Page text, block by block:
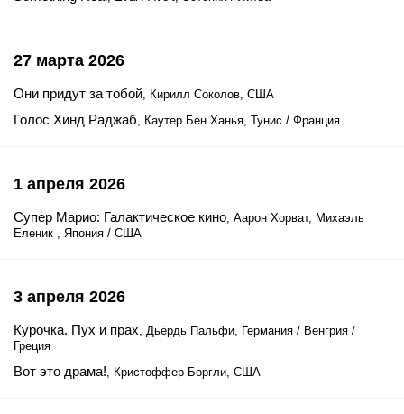
27 марта 2026
Они придут за тобой, Кирилл Соколов, США
Голос Хинд Раджаб, Каутер Бен Ханья, Тунис / Франция
1 апреля 2026
Супер Марио: Галактическое кино, Аарон Хорват, Михаэль
Еленик , Япония / США
3 апреля 2026
Курочка. Пух и прах, Дьёрдь Пальфи, Германия / Венгрия /
Греция
Вот это драма!, Кристоффер Боргли, США